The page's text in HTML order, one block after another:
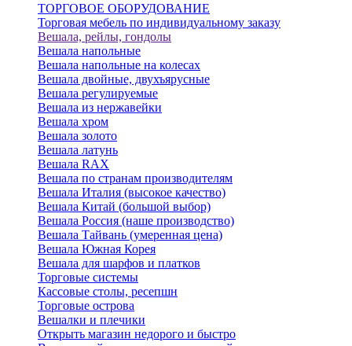
ТОРГОВОЕ ОБОРУДОВАНИЕ
Торговая мебель по индивидуальному заказу
Вешала, рейлы, гондолы
Вешала напольные
Вешала напольные на колесах
Вешала двойные, двухъярусные
Вешала регулируемые
Вешала из нержавейки
Вешала хром
Вешала золото
Вешала латунь
Вешала RAX
Вешала по странам производителям
Вешала Италия (высокое качество)
Вешала Китай (большой выбор)
Вешала Россия (наше производство)
Вешала Тайвань (умеренная цена)
Вешала Южная Корея
Вешала для шарфов и платков
Торговые системы
Кассовые столы, ресепшн
Торговые острова
Вешалки и плечики
Открыть магазин недорого и быстро